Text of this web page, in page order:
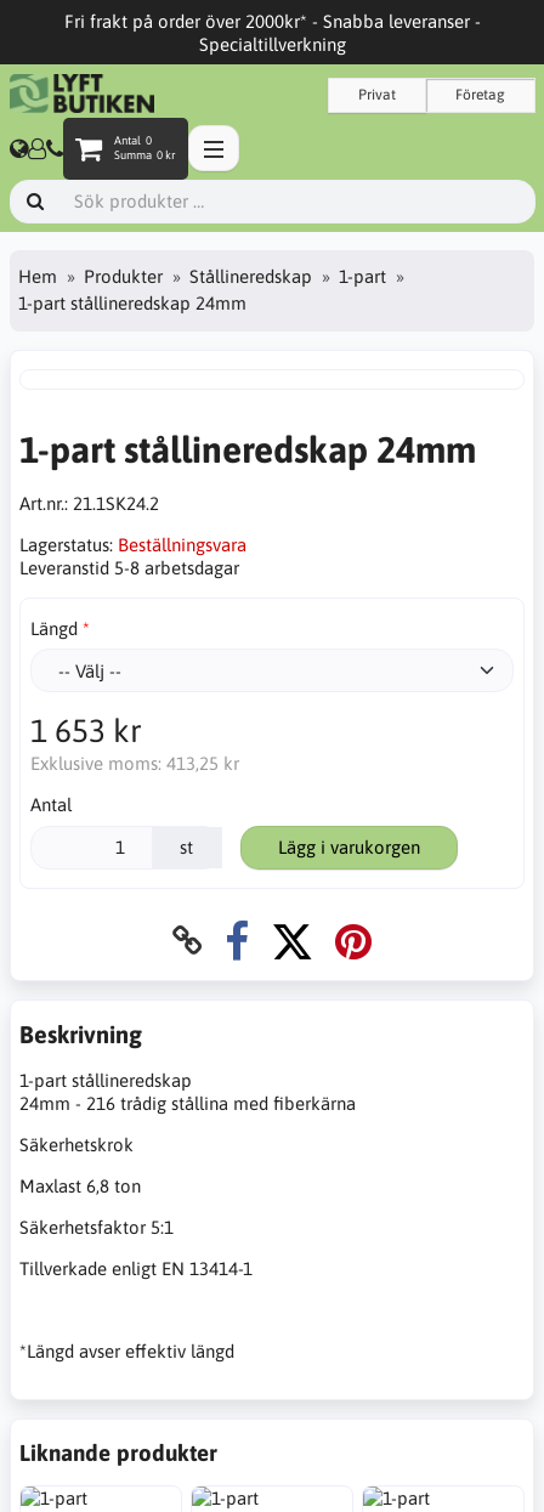
Fri frakt på order över 2000kr* - Snabba leveranser -
Specialtillverkning
Privat Företag
Antal 0
Summa 0 kr
Hem Produkter Stållineredskap
1-part
1-part stållineredskap 24mm
1-part stållineredskap 24mm
Art.nr.: 21.1SK24.2
Lagerstatus: Beställningsvara
Leveranstid 5-8 arbetsdagar
Längd
1 653 kr
Exklusive moms: 413,25 kr
Antal
st Lägg i varukorgen
Beskrivning
1-part stållineredskap
24mm - 216 trådig stållina med fiberkärna
Säkerhetskrok
Maxlast 6,8 ton
Säkerhetsfaktor 5:1
Tillverkade enligt EN 13414-1
*Längd avser effektiv längd
Liknande produkter